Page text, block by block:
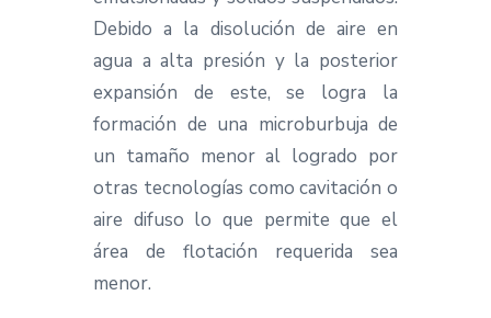
Debido a la disolución de aire en
agua a alta presión y la posterior
expansión de este, se logra la
formación de una microburbuja de
un tamaño menor al logrado por
otras tecnologías como cavitación o
aire difuso lo que permite que el
área de flotación requerida sea
menor.